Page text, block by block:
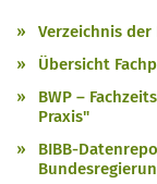
Verzeichnis
Übersicht
BWP –
Praxis"
BIBB-